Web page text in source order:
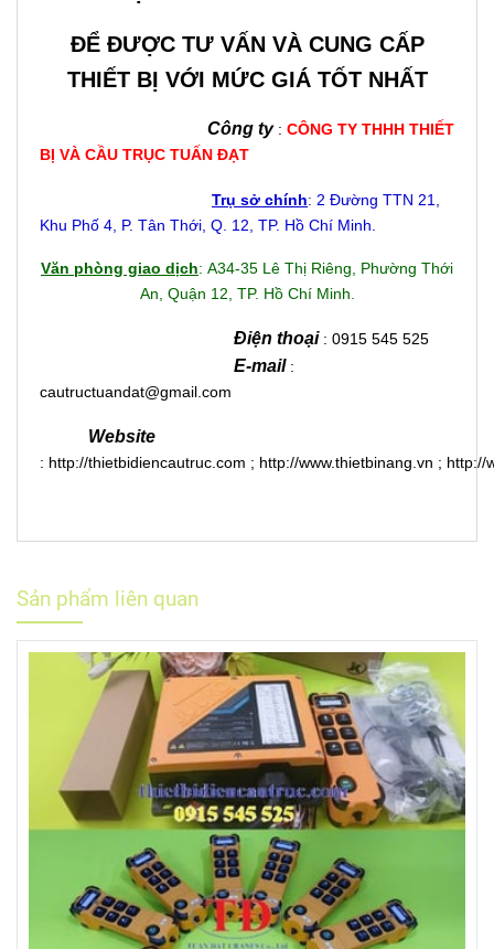
ĐỂ ĐƯỢC TƯ VẤN VÀ CUNG CẤP
THIẾT BỊ VỚI MỨC GIÁ TỐT NHẤT
Công ty: CÔNG TY THHH THIẾT
BỊ VÀ CẦU TRỤC TUẤN ĐẠT
Trụ sở chính: 2 Đường TTN 21,
Khu Phố 4, P. Tân Thới, Q. 12, TP. Hồ Chí Minh.
Văn phòng giao dịch: A34-35 Lê Thị Riêng, Phường Thới
An, Quận 12, TP. Hồ Chí Minh.
Điện thoại : 0915 545 525
E-mail :
cautructuandat@gmail.com
Website
: http://thietbidiencautruc.com ; http://www.thietbinang.vn ; http://
Sản phẩm liên quan